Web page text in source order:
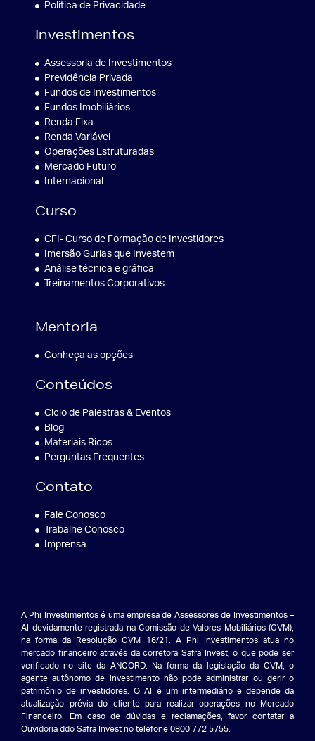
Política de Privacidade
Investimentos
Assessoria de Investimentos
Previdência Privada
Fundos de Investimentos
Fundos Imobiliários
Renda Fixa
Renda Variável
Operações Estruturadas
Mercado Futuro
Internacional
Curso
CFI- Curso de Formação de Investidores
Imersão Gurias que Investem
Análise técnica e gráfica
Treinamentos Corporativos
Mentoria
Conheça as opções
Conteúdos
Ciclo de Palestras & Eventos
Blog
Materiais Ricos
Perguntas Frequentes
Contato
Fale Conosco
Trabalhe Conosco
Imprensa
A Phi Investimentos é uma empresa de Assessores de Investimentos –
AI devidamente registrada na Comissão de Valores Mobiliários (CVM),
na forma da Resolução CVM 16/21. A Phi Investimentos atua no
mercado financeiro através da corretora Safra Invest, o que pode ser
verificado no site da ANCORD. Na forma da legislação da CVM, o
agente autônomo de investimento não pode administrar ou gerir o
patrimônio de investidores. O AI é um intermediário e depende da
atualização prévia do cliente para realizar operações no Mercado
Financeiro. Em caso de dúvidas e reclamações, favor contatar a
Ouvidoria ddo Safra Invest no telefone 0800 772 5755.